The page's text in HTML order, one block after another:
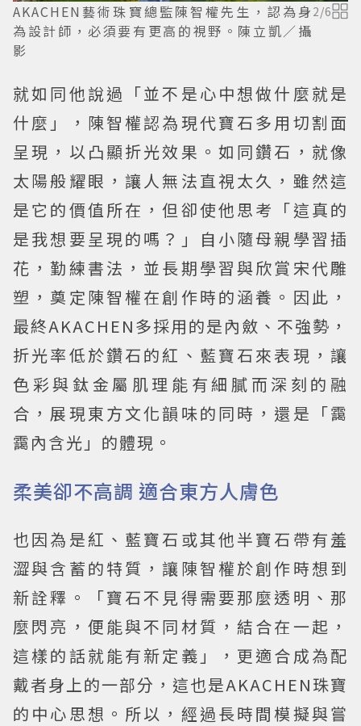
AKACHEN藝術珠寶總監陳智權先生，認為身
為設計師，必須要有更高的視野。陳立凱／攝
影
2/6
就如同他說過「並不是心中想做什麼就是
什麼」，陳智權認為現代寶石多用切割面
呈現，以凸顯折光效果。如同鑽石，就像
太陽般耀眼，讓人無法直視太久，雖然這
是它的價值所在，但卻使他思考「這真的
是我想要呈現的嗎？」自小隨母親學習插
花，勤練書法，並長期學習與欣賞宋代雕
塑，奠定陳智權在創作時的涵養。因此，
最終AKACHEN多採用的是內斂、不強勢，
折光率低於鑽石的紅、藍寶石來表現，讓
色彩與鈦金屬肌理能有細膩而深刻的融
合，展現東方文化韻味的同時，還是「靄
靄內含光」的體現。
柔美卻不高調 適合東方人膚色
也因為是紅、藍寶石或其他半寶石帶有羞
澀與含蓄的特質，讓陳智權於創作時想到
新詮釋。「寶石不見得需要那麼透明、那
麼閃亮，便能與不同材質，結合在一起，
這樣的話就能有新定義」，更適合成為配
戴者身上的一部分，這也是AKACHEN珠寶
的中心思想。所以，經過長時間模擬與嘗